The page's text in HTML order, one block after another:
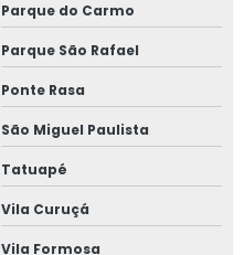
Parque do Carmo
Parque São Rafael
Ponte Rasa
São Miguel Paulista
Tatuapé
Vila Curuçá
Vila Formosa